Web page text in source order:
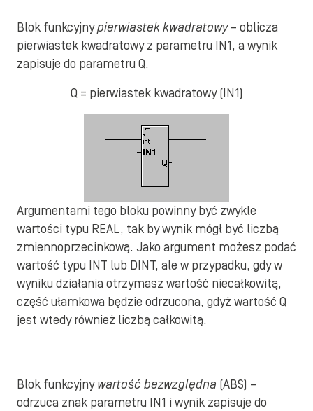
Blok funkcyjnypierwiastek kwadratowy– oblicza
pierwiastek kwadratowy z parametru IN1, a wynik
zapisuje do parametru Q.
Q = pierwiastek kwadratowy (IN1)
Argumentami tego bloku powinny być zwykle
wartości typu REAL, tak by wynik mógł być liczbą
zmiennoprzecinkową. Jako argument możesz podać
wartość typu INT lub DINT, ale w przypadku, gdy w
wyniku działania otrzymasz wartość niecałkowitą,
część ułamkowa będzie odrzucona, gdyż wartość Q
jest wtedy również liczbą całkowitą.
Blok funkcyjnywartość bezwzględna (ABS) –
odrzuca znak parametru IN1 i wynik zapisuje do